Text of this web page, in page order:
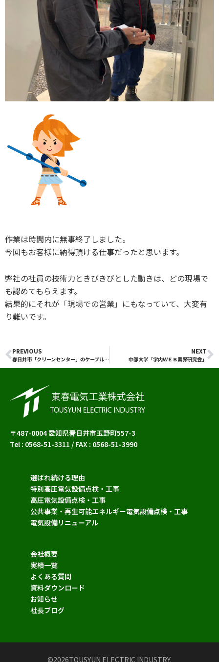
作業は時間内に無事終了しました。
今回もお客様に納得頂ける仕事だったと思います。
弊社の社員の技術力ときびきびとした動きは、どの現場で
も認めてもらえます。
結果的にそれが「現場での営業」にもなっていて、大変有
り難いです。
Prev
PREVIOUS
春日井市「クリーンセンター」のケーブル工事
NEXT
中部大学「学内ＷＥＢ業界研究会」
〒487-0004 愛知県春日井市玉野町557-3
Tel : 0568-51-3311 / FAX : 0568-51-3990
選ばれ続ける理由
特別高圧電気設備点検・工事
高圧電気設備点検・工事
公共事業・再生可能エネルギー電気設備点検・工事
電気設備リニューアル
会社概要
実績一覧
よくある質問
資料ダウンロード
お知らせ
社長ブログ
©2026TOUSYUN ELECTRIC INDUSTRY.